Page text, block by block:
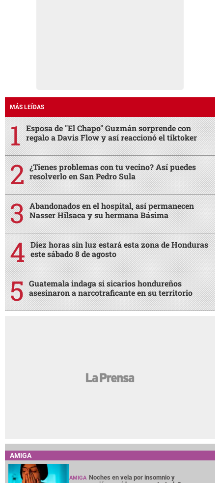
MÁS LEÍDAS
Esposa de "El Chapo" Guzmán sorprende con
regalo a Davis Flow y así reaccionó el tiktoker
¿Tienes problemas con tu vecino? Así puedes
resolverlo en San Pedro Sula
Abandonados en el hospital, así permanecen
Nasser Hilsaca y su hermana Básima
Diez horas sin luz estará esta zona de Honduras
este sábado 8 de agosto
Guatemala indaga si sicarios hondureños
asesinaron a narcotraficante en su territorio
AMIGA
AMIGA Noches en vela por insomnio y